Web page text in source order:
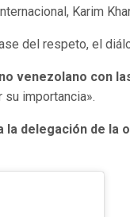
Karim
del respeto, el
venezolano con
importancia».
la delegación de la